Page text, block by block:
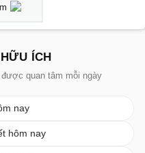
ÍCH
quan tâm mỗi ngày
nay
hôm nay